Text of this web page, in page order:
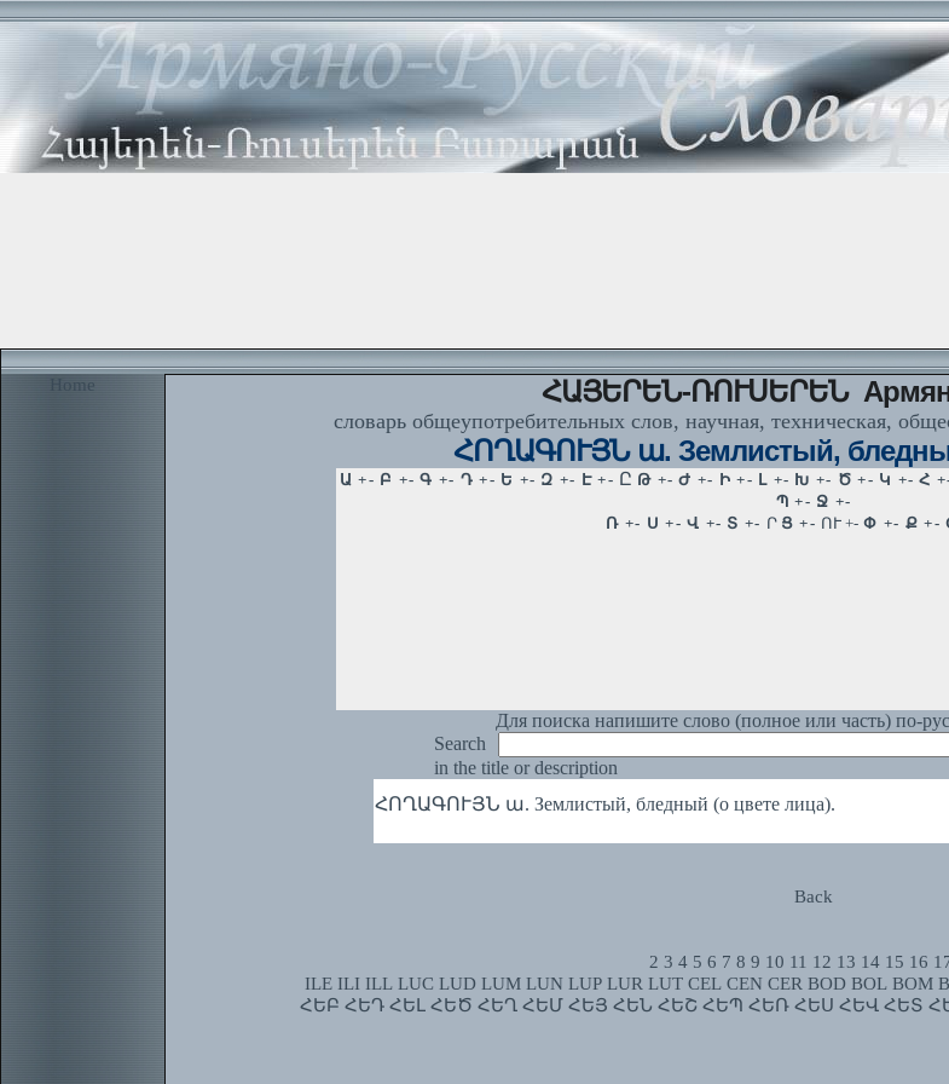
Home ՀԱՅԵՐԵՆ-ՌՈՒՍԵՐԵՆ
словарь общеупотребительных слов, научная, техническая,
ՀՈՂԱԳՈՒՅՆ ա. Землистый,
Для поиска напишите слово (полное или часть) по-
Search
in the title or description
ՀՈՂԱԳՈՒՅՆ ա. Землистый, бледный (о цвете лица).
Back
2 3 4 5 6 7 8 9 10 11 12 13 14 15 16
ILE ILI ILL LUC LUD LUM LUN LUP LUR LUT CEL CEN CER BOD BOL BOM
ՀԵԲ ՀԵԴ ՀԵԼ ՀԵԾ ՀԵՂ ՀԵՄ ՀԵՅ ՀԵՆ ՀԵՇ ՀԵՊ ՀԵՌ ՀԵՍ ՀԵՎ ՀԵՏ